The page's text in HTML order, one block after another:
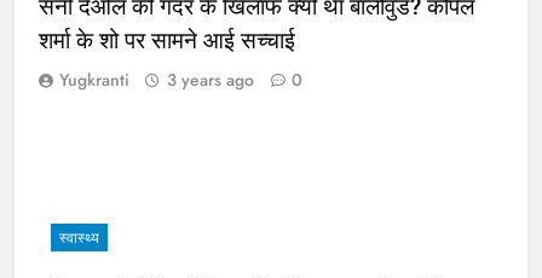
सनी देओल की गदर के खिलाफ क्यों था बॉलीवुड? कपिल
शर्मा के शो पर सामने आई सच्चाई
Yugkranti 3 years ago 0
स्वास्थ्य